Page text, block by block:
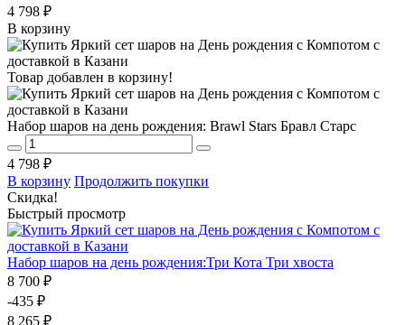
4 798 ₽
В корзину
Товар добавлен в корзину!
Набор шаров на день рождения: Brawl Stars Бравл Старс
4 798 ₽
В корзину Продолжить покупки
Скидка!
Быстрый просмотр
Набор шаров на день рождения:Три Кота Три хвоста
8 700 ₽
-435 ₽
8 265 ₽